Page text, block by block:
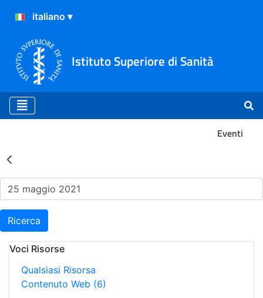
Istituto Superiore di Sanità
Eventi
Risultati della Ricerca -
Ricerca
Voci Risorse
Qualsiasi Risorsa
Contenuto Web (6)